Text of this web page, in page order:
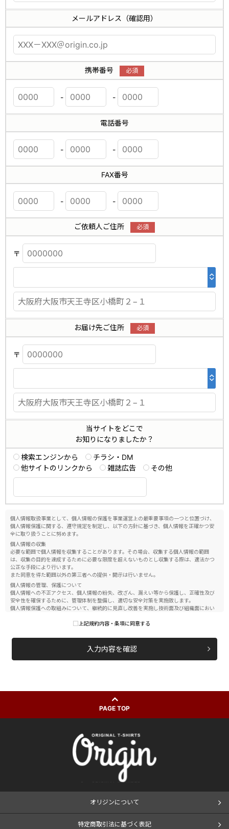
メールアドレス（確認用）
携帯番号
- -
電話番号
- -
FAX番号
- -
ご依頼人ご住所
〒
お届け先ご住所
〒
当サイトをどこで
お知りになりましたか？
検索エンジンから
チラシ・DM
他サイトのリンクから
雑誌広告 その他
個人情報取扱事業として、個人情報の保護を事業運営上の最重要事項の一つと位置づけ、
個人情報保護に関する、遵守規定を制定し、以下の方針に基づき、個人情報を正確かつ安
全に取り扱うことに努めます。
個人情報の収集
必要な範囲で個人情報を収集することがあります。その場合、収集する個人情報の範囲
は、収集の目的を達成するために必要な限度を超えないものとし収集する際は、適法かつ
公正な手段により行います。
また同意を得た範囲以外の第三者への提供・開示は行いません。
個人情報の管理、保護について
個人情報への不正アクセス、個人情報の紛失、改ざん、漏えい等から保護し、正確性及び
安全性を確保するために、管理体制を整備し、適切な安全対策を実施致します。
個人情報保護への取組みについて、継続的に見直し改善を実施し技術面及び組織面におい
個人情報の開示および変更、削除等
の確認をご本人自らが希望される場合は、合理的な範囲で対応いたします。ご本人より、
自らに関する個人情報の変更、削除のお申し出があったときは、その調査を行い、変更、
を示し、個人情報の保護に努め個人情報の保護状態を社内で監査する体制を整備します。
個人情報保護関連法令及び規範を遵守します。
個人情報保護の遵守規定については、必要に応じて見直し、改善してまいります。
上記規約内容・条項に同意する
入力内容を確認
PAGE TOP
オリジンについて
特定商取引法に基づく表記